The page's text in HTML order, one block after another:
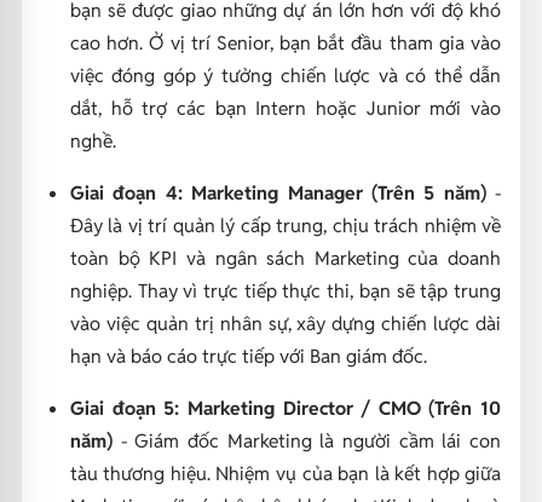
bạn sẽ được giao những dự án lớn hơn với độ khó
cao hơn. Ở vị trí Senior, bạn bắt đầu tham gia vào
việc đóng góp ý tưởng chiến lược và có thể dẫn
dắt, hỗ trợ các bạn Intern hoặc Junior mới vào
nghề.
Giai đoạn 4: Marketing Manager (Trên 5 năm)-
Đây là vị trí quản lý cấp trung, chịu trách nhiệm về
toàn bộ KPI và ngân sách Marketing của doanh
nghiệp. Thay vì trực tiếp thực thi, bạn sẽ tập trung
vào việc quản trị nhân sự, xây dựng chiến lược dài
hạn và báo cáo trực tiếp với Ban giám đốc.
Giai đoạn 5: Marketing Director / CMO (Trên 10
năm)- Giám đốc Marketing là người cầm lái con
tàu thương hiệu. Nhiệm vụ của bạn là kết hợp giữa